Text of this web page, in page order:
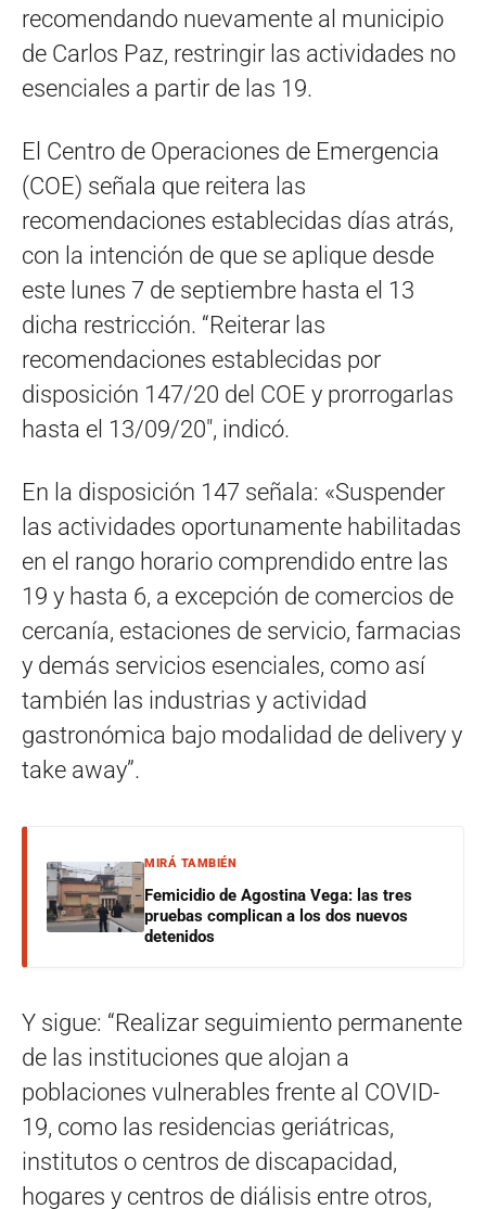
recomendando nuevamente al municipio
de Carlos Paz, restringir las actividades no
esenciales a partir de las 19.
El Centro de Operaciones de Emergencia
(COE) señala que reitera las
recomendaciones establecidas días atrás,
con la intención de que se aplique desde
este lunes 7 de septiembre hasta el 13
dicha restricción. “Reiterar las
recomendaciones establecidas por
disposición 147/20 del COE y prorrogarlas
hasta el 13/09/20″, indicó.
En la disposición 147 señala: «Suspender
las actividades oportunamente habilitadas
en el rango horario comprendido entre las
19 y hasta 6, a excepción de comercios de
cercanía, estaciones de servicio, farmacias
y demás servicios esenciales, como así
también las industrias y actividad
gastronómica bajo modalidad de delivery y
take away”.
MIRÁ TAMBIÉN
Femicidio de Agostina Vega: las tres
pruebas complican a los dos nuevos
detenidos
Y sigue: “Realizar seguimiento permanente
de las instituciones que alojan a
poblaciones vulnerables frente al COVID-
19, como las residencias geriátricas,
institutos o centros de discapacidad,
hogares y centros de diálisis entre otros,